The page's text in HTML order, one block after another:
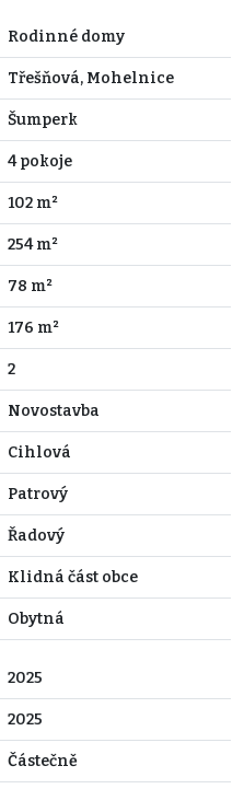
Rodinné domy
Třešňová, Mohelnice
Šumperk
4 pokoje
102 m²
254 m²
78 m²
176 m²
2
Novostavba
Cihlová
Patrový
Řadový
Klidná část obce
Obytná
2025
2025
Částečně